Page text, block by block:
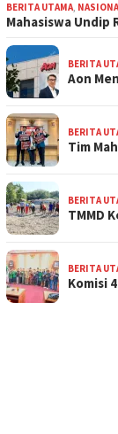
BERITA UTAMA,
Mahasiswa Undip
BERITA
Aon
BERITA
Tim
BERITA
TMMD
BERITA
Komisi